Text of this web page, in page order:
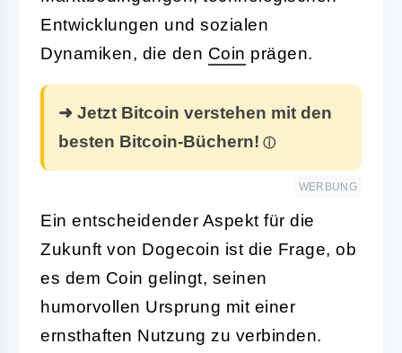
Entwicklungen und sozialen
Dynamiken, die den Coin prägen.
➜ Jetzt Bitcoin verstehen mit den
besten Bitcoin-Büchern!
WERBUNG
Ein entscheidender Aspekt für die
Zukunft von Dogecoin ist die Frage, ob
es dem Coin gelingt, seinen
humorvollen Ursprung mit einer
ernsthaften Nutzung zu verbinden.